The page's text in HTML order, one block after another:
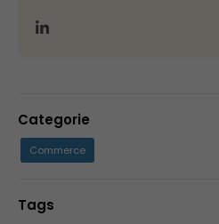
Categorie
Commerce
Tags